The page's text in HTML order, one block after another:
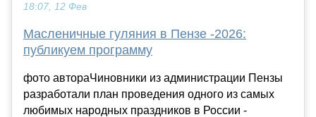
18:07, 12 Фев
Масленичные гуляния в Пензе -2026:
публикуем программу
фото автораЧиновники из администрации Пензы
разработали план проведения одного из самых
любимых народных праздников в России -